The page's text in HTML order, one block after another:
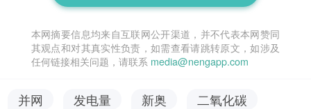
本网摘要信息均来自互联网公开渠道，并不代表本网赞同
其观点和对其真实性负责，如需查看请跳转原文，如涉及
任何链接相关问题，请联系 media@nengapp.com
并网 发电量 新奥
二氧化碳